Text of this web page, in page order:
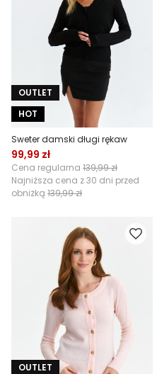
OUTLET
HOT
Sweter damski długi rękaw
99,99 zł
Cena regularna 139,99 zł
Najniższa cena z 30 dni przed
obniżką 139,99 zł
OUTLET